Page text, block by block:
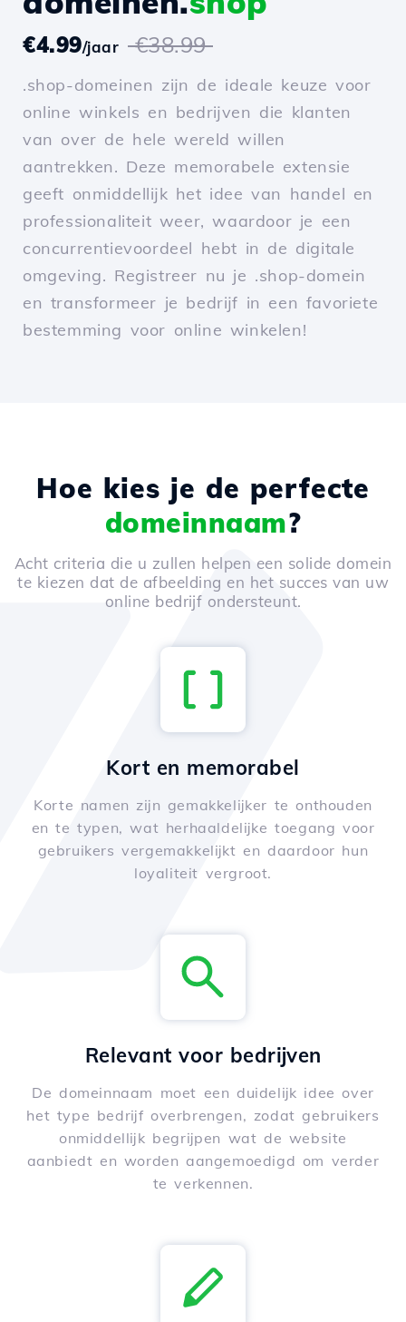
€4.99/jaar €38.99
.shop-domeinen zijn de ideale keuze voor
online winkels en bedrijven die klanten
van over de hele wereld willen
aantrekken. Deze memorabele extensie
geeft onmiddellijk het idee van handel en
professionaliteit weer, waardoor je een
concurrentievoordeel hebt in de digitale
omgeving. Registreer nu je .shop-domein
en transformeer je bedrijf in een favoriete
bestemming voor online winkelen!
Hoe kies je de perfecte
domeinnaam?
Acht criteria die u zullen helpen een solide domein
te kiezen dat de afbeelding en het succes van uw
online bedrijf ondersteunt.
Kort en memorabel
Korte namen zijn gemakkelijker te onthouden
en te typen, wat herhaaldelijke toegang voor
gebruikers vergemakkelijkt en daardoor hun
loyaliteit vergroot.
Relevant voor bedrijven
De domeinnaam moet een duidelijk idee over
het type bedrijf overbrengen, zodat gebruikers
onmiddellijk begrijpen wat de website
aanbiedt en worden aangemoedigd om verder
te verkennen.